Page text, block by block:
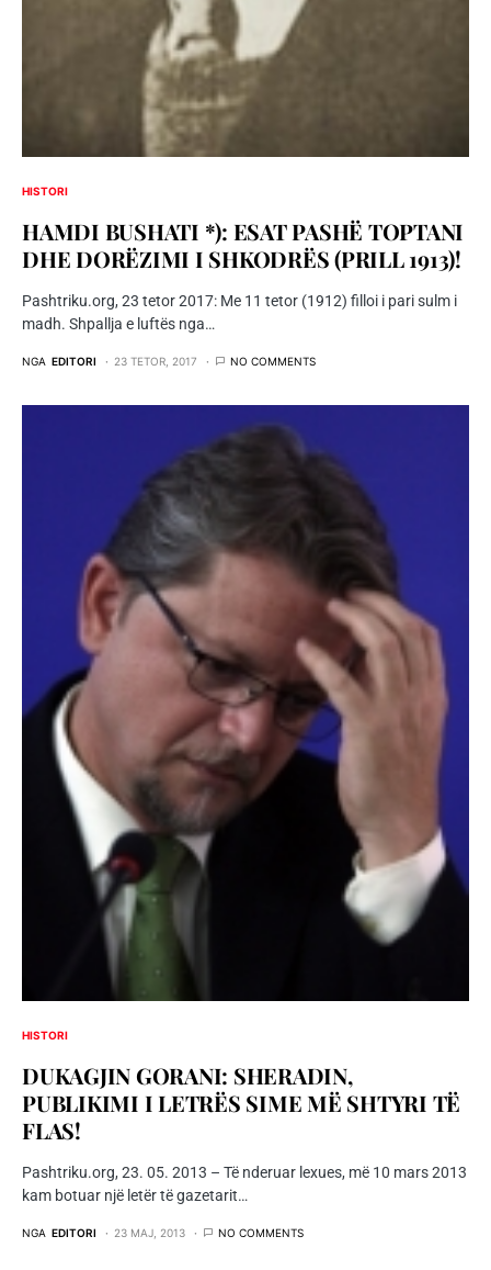
HISTORI
HAMDI BUSHATI *): ESAT PASHË TOPTANI
DHE DORËZIMI I SHKODRËS (PRILL 1913)!
Pashtriku.org, 23 tetor 2017: Me 11 tetor (1912) filloi i pari sulm i
madh. Shpallja e luftës nga…
NGA EDITORI 23 TETOR, 2017 NO COMMENTS
HISTORI
DUKAGJIN GORANI: SHERADIN,
PUBLIKIMI I LETRËS SIME MË SHTYRI TË
FLAS!
Pashtriku.org, 23. 05. 2013 – Të nderuar lexues, më 10 mars 2013
kam botuar një letër të gazetarit…
NGA EDITORI 23 MAJ, 2013 NO COMMENTS